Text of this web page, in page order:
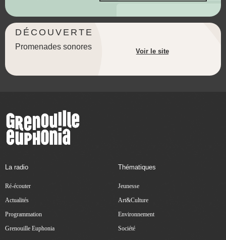
DÉCOUVERTE
Promenades sonores
Voir le site
La radio
Ré-écouter
Actualités
Programmation
Grenouille Euphonia
Thématiques
Jeunesse
Art&Culture
Environnement
Société